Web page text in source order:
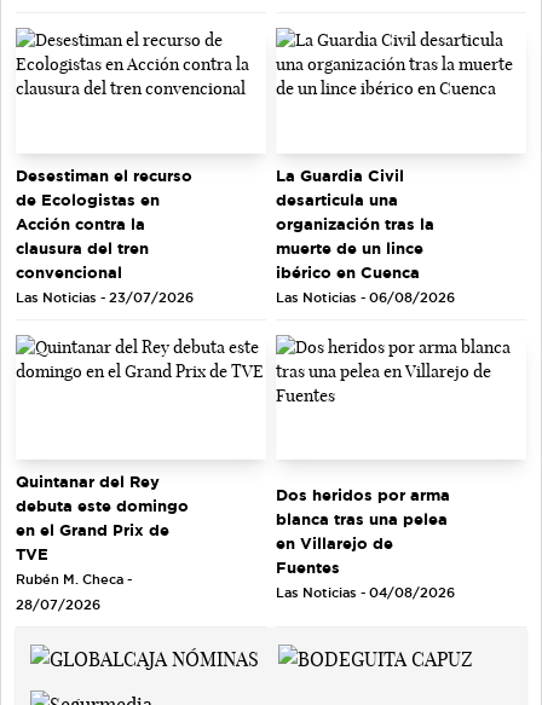
Desestiman el recurso
de Ecologistas en
Acción contra la
clausura del tren
convencional
Las Noticias - 23/07/2026
La Guardia Civil
desarticula una
organización tras la
muerte de un lince
ibérico en Cuenca
Las Noticias - 06/08/2026
Quintanar del Rey
debuta este domingo
en el Grand Prix de
TVE
Rubén M. Checa -
28/07/2026
Dos heridos por arma
blanca tras una pelea
en Villarejo de
Fuentes
Las Noticias - 04/08/2026